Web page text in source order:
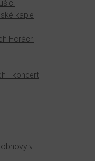
kaple
Horách
- koncert
v